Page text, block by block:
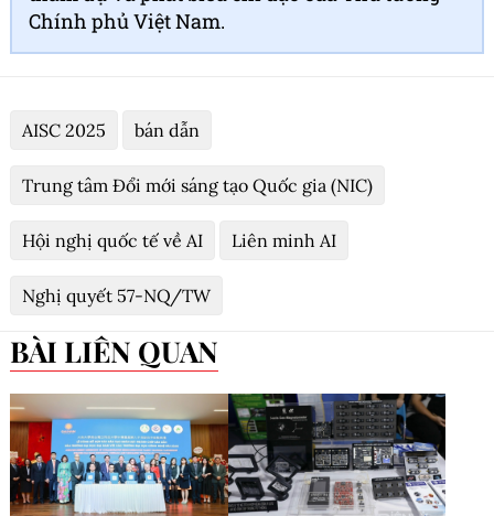
Chính phủ Việt Nam.
AISC 2025 bán dẫn
Trung tâm Đổi mới sáng tạo Quốc gia (NIC)
Hội nghị quốc tế về AI Liên minh AI
Nghị quyết 57-NQ/TW
BÀI LIÊN QUAN